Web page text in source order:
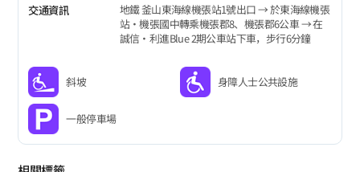
交通資訊
地鐵 釜山東海線機張站1號出口 → 於東海線機張
站‧機張國中轉乘機張郡8、機張郡6公車 → 在
誠信‧利進Blue 2期公車站下車，步行6分鐘
斜坡 身障人士公共設施
一般停車場